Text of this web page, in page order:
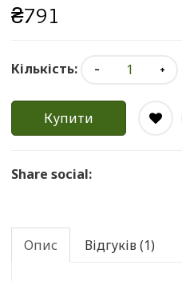
₴791
Кількість:
Купити
Share social:
Опис Відгуків (1)